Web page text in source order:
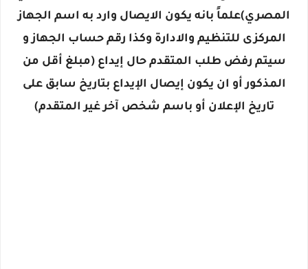
المصري)علماً بانه يكون الايصال وارد به اسم الجهاز
المركزى للتنظيم والادارة وكذا رقم حساب الجهاز و
سيتم رفض طلب المتقدم حال إيداع (مبلغ أقل من
المذكور أو ان يكون إيصال الإيداع بتاريخ سابق على
تاريخ الإعلان أو باسم شخص آخر غير المتقدم)